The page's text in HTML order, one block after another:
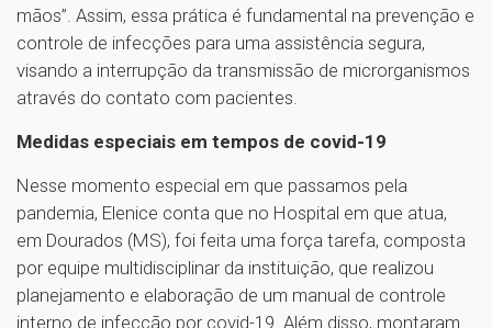
mãos”. Assim, essa prática é fundamental na prevenção e
controle de infecções para uma assistência segura,
visando a interrupção da transmissão de microrganismos
através do contato com pacientes.
Medidas especiais em tempos de covid-19
Nesse momento especial em que passamos pela
pandemia, Elenice conta que no Hospital em que atua,
em Dourados (MS), foi feita uma força tarefa, composta
por equipe multidisciplinar da instituição, que realizou
planejamento e elaboração de um manual de controle
interno de infecção por covid-19. Além disso, montaram